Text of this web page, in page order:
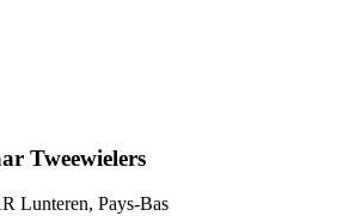
Tweewielers
Lunteren, Pays-Bas